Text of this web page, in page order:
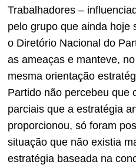
Trabalhadores –
pelo grupo que ainda hoje
o Diretório Nacional do
as ameaças e manteve,
mesma orientação
Partido não percebeu que
parciais que a estratégia
proporcionou, só foram
situação que não existia
estratégia baseada na